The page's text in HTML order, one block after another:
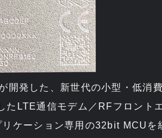
開発した、新世代の小型・低消
たLTE通信モデム／RFフロント
リケーション専用の32bit MCU